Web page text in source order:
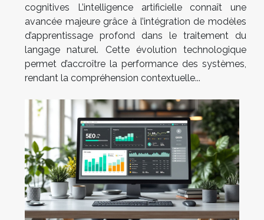
cognitives L’intelligence artificielle connaît une
avancée majeure grâce à l’intégration de modèles
d’apprentissage profond dans le traitement du
langage naturel. Cette évolution technologique
permet d’accroître la performance des systèmes,
rendant la compréhension contextuelle...